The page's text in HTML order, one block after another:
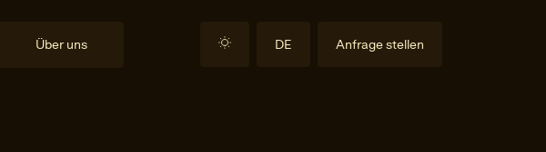
Über uns DE Anfrage stellen